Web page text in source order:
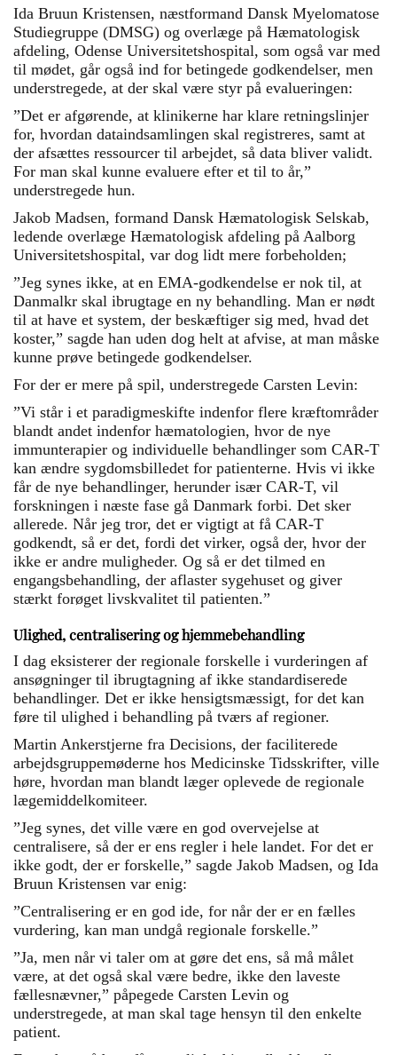
Ida Bruun Kristensen, næstformand Dansk Myelomatose
Studiegruppe (DMSG) og overlæge på Hæmatologisk
afdeling, Odense Universitetshospital, som også var med
til mødet, går også ind for betingede godkendelser, men
understregede, at der skal være styr på evalueringen:
”Det er afgørende, at klinikerne har klare retningslinjer
for, hvordan dataindsamlingen skal registreres, samt at
der afsættes ressourcer til arbejdet, så data bliver validt.
For man skal kunne evaluere efter et til to år,”
understregede hun.
Jakob Madsen, formand Dansk Hæmatologisk Selskab,
ledende overlæge Hæmatologisk afdeling på Aalborg
Universitetshospital, var dog lidt mere forbeholden;
”Jeg synes ikke, at en EMA-godkendelse er nok til, at
Danmalkr skal ibrugtage en ny behandling. Man er nødt
til at have et system, der beskæftiger sig med, hvad det
koster,” sagde han uden dog helt at afvise, at man måske
kunne prøve betingede godkendelser.
For der er mere på spil, understregede Carsten Levin:
”Vi står i et paradigmeskifte indenfor flere kræftområder
blandt andet indenfor hæmatologien, hvor de nye
immunterapier og individuelle behandlinger som CAR-T
kan ændre sygdomsbilledet for patienterne. Hvis vi ikke
får de nye behandlinger, herunder især CAR-T, vil
forskningen i næste fase gå Danmark forbi. Det sker
allerede. Når jeg tror, det er vigtigt at få CAR-T
godkendt, så er det, fordi det virker, også der, hvor der
ikke er andre muligheder. Og så er det tilmed en
engangsbehandling, der aflaster sygehuset og giver
stærkt forøget livskvalitet til patienten.”
Ulighed, centralisering og hjemmebehandling
I dag eksisterer der regionale forskelle i vurderingen af
ansøgninger til ibrugtagning af ikke standardiserede
behandlinger. Det er ikke hensigtsmæssigt, for det kan
føre til ulighed i behandling på tværs af regioner.
Martin Ankerstjerne fra Decisions, der faciliterede
arbejdsgruppemøderne hos Medicinske Tidsskrifter, ville
høre, hvordan man blandt læger oplevede de regionale
lægemiddelkomiteer.
”Jeg synes, det ville være en god overvejelse at
centralisere, så der er ens regler i hele landet. For det er
ikke godt, der er forskelle,” sagde Jakob Madsen, og Ida
Bruun Kristensen var enig:
”Centralisering er en god ide, for når der er en fælles
vurdering, kan man undgå regionale forskelle.”
”Ja, men når vi taler om at gøre det ens, så må målet
være, at det også skal være bedre, ikke den laveste
fællesnævner,” påpegede Carsten Levin og
understregede, at man skal tage hensyn til den enkelte
patient.